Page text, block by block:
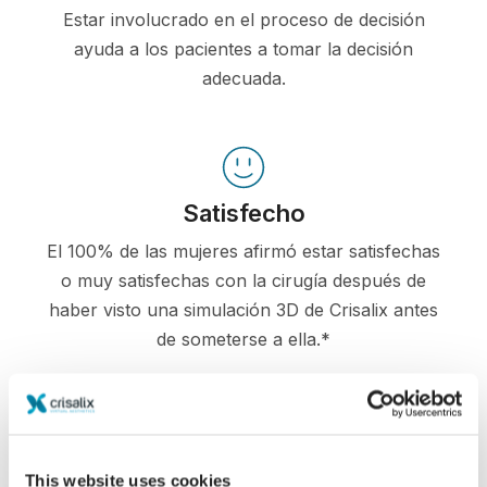
This website uses cookies
Estar involucrado en el proceso de decisión
ayuda a los pacientes a tomar la decisión
adecuada.
Satisfecho
El 100% de las mujeres afirmó estar satisfechas
o muy satisfechas con la cirugía después de
haber visto una simulación 3D de Crisalix antes
de someterse a ella.*
*Encuesta en línea realizada entre pacientes de aumento de